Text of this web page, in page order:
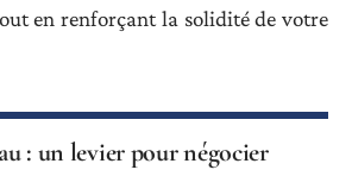
en renforçant la solidité de votre
: un levier pour négocier